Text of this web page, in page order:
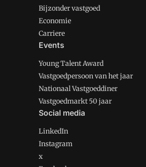
Bijzonder vastgoed
Economie
Carriere
Events
Young Talent Award
Vastgoedpersoon van het jaar
Nationaal Vastgoeddiner
Vastgoedmarkt 50 jaar
Social media
LinkedIn
Instagram
x